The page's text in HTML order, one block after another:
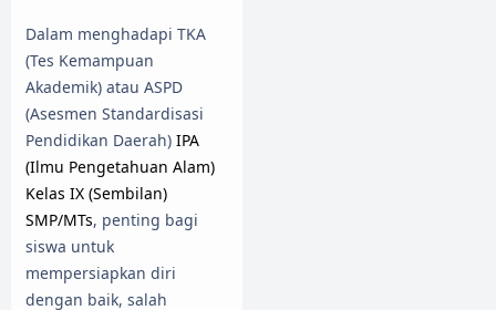
Dalam menghadapi TKA
(Tes Kemampuan
Akademik) atau ASPD
(Asesmen Standardisasi
Pendidikan Daerah) IPA
(Ilmu Pengetahuan Alam)
Kelas IX (Sembilan)
SMP/MTs, penting bagi
siswa untuk
mempersiapkan diri
dengan baik, salah